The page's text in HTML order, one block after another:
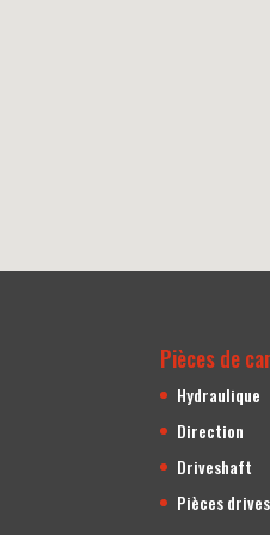
Pièces de
Hydraulique
Direction
Driveshaft
Pièces